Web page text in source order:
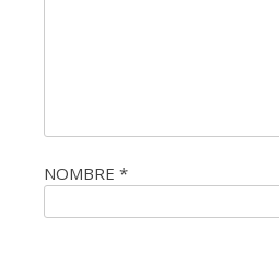
NOMBRE *